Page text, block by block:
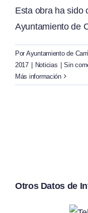
Esta obra ha sido
Ayuntamiento de
Por Ayuntamiento de
2017
Noticias
Sin
Más información
Otros Datos de